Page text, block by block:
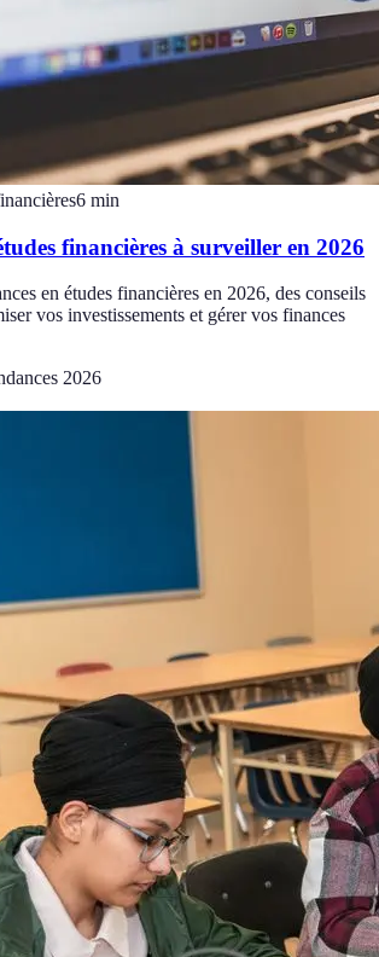
6 min
financières à surveiller en 2026
en études financières en 2026, des conseils
vos investissements et gérer vos finances
2026